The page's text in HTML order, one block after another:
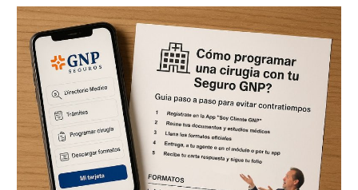
¿Cómo
programar
una
cirugía
con
Seguro
GNP?
Guía
paso
a